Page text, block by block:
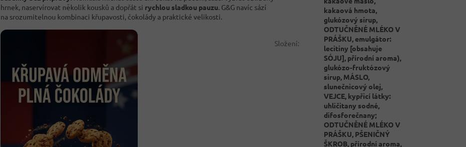
hrnek, naservírovat několik kousků a dopřát si rychlou sladkou pauzu. G&G navíc sází
na srozumitelnou kombinaci křupavosti, čokolády a praktické velikosti.
Složení:
kakaová hmota,
glukózový sirup,
ODTUČNĚNÉ MLÉKO V
PRÁŠKU, emulgátor:
lecitiny [obsahuje
SÓJU], přírodní aroma),
glukózo-fruktózový
sirup, MÁSLO,
slunečnicový olej,
VEJCE, kypřicí látky:
uhličitany sodné,
difosforečnany;
ODTUČNĚNÉ MLÉKO V
PRÁŠKU, PŠENIČNÝ
ŠKROB, přírodní aroma,